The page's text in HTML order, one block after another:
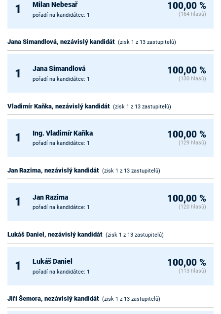
1 Milan Nebesař
pořadí na kandidátce: 1
100,00 %
(164 hlasů)
Jana Simandlová, nezávislý kandidát (zisk 1 z 13 zastupitelů)
1 Jana Simandlová
pořadí na kandidátce: 1
100,00 %
(130 hlasů)
Vladimír Kaňka, nezávislý kandidát (zisk 1 z 13 zastupitelů)
1 Ing. Vladimír Kaňka
pořadí na kandidátce: 1
100,00 %
(129 hlasů)
Jan Razima, nezávislý kandidát (zisk 1 z 13 zastupitelů)
1 Jan Razima
pořadí na kandidátce: 1
100,00 %
(120 hlasů)
Lukáš Daniel, nezávislý kandidát (zisk 1 z 13 zastupitelů)
1 Lukáš Daniel
pořadí na kandidátce: 1
100,00 %
(113 hlasů)
Jiří Šemora, nezávislý kandidát (zisk 1 z 13 zastupitelů)